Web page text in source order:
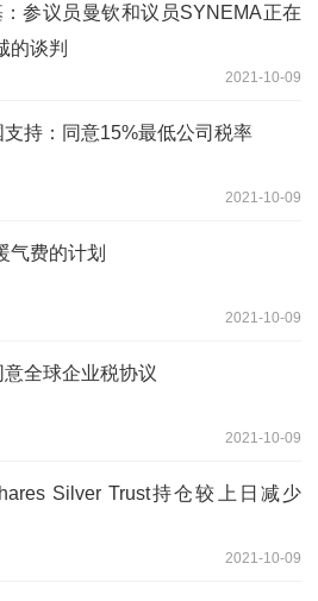
参议员曼钦和议员SYNEMA正在
的谈判
2021-10-09
持：同意15%最低公司税率
2021-10-09
气费的计划
2021-10-09
全球企业税协议
2021-10-09
Silver Trust持仓较上日减少
2021-10-09